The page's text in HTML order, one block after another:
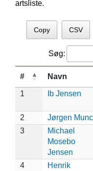
artsliste.
Copy CSV
Søg:
# Navn
1 Ib Jensen
2 Jørgen
3
Michael
Mosebo
Jensen
4
Henrik